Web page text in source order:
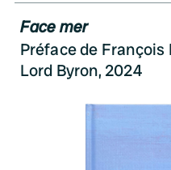
Face mer
Préface de
Lord Byron, 2024